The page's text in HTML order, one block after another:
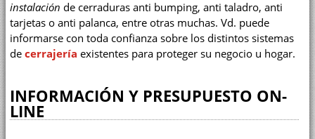
instalaciónde cerraduras anti bumping, anti taladro, anti
tarjetas o anti palanca, entre otras muchas. Vd. puede
informarse con toda confianza sobre los distintos sistemas
decerrajería existentes para proteger su negocio u hogar.
INFORMACIÓN Y PRESUPUESTO ON-
LINE